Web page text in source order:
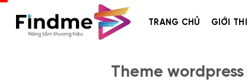
TRANG CHỦ GIỚI
Theme